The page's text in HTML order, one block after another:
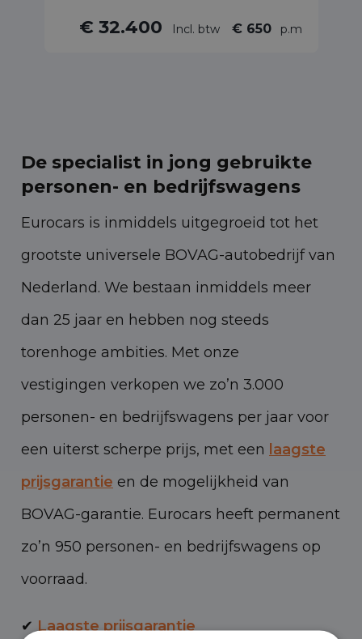
€ 32.400 Incl. btw € 650 p.m
De specialist in jong gebruikte
personen- en bedrijfswagens
Eurocars is inmiddels uitgegroeid tot het
grootste universele BOVAG-autobedrijf van
Nederland. We bestaan inmiddels meer
dan 25 jaar en hebben nog steeds
torenhoge ambities. Met onze
vestigingen verkopen we zo’n 3.000
personen- en bedrijfswagens per jaar voor
een uiterst scherpe prijs, met een laagste
prijsgarantie en de mogelijkheid van
BOVAG-garantie. Eurocars heeft permanent
zo’n 950 personen- en bedrijfswagens op
voorraad.
✔ Laagste prijsgarantie